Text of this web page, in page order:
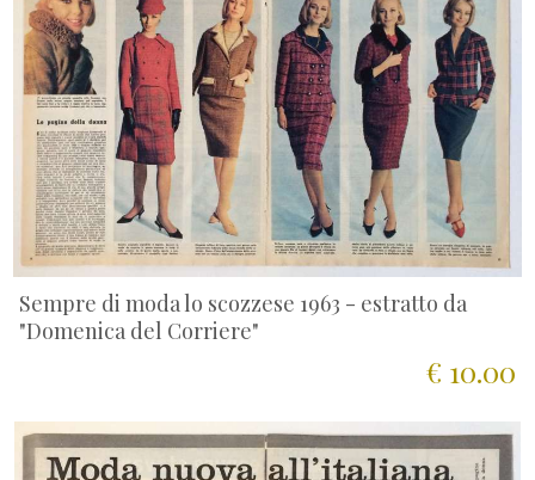
Sempre di moda lo scozzese 1963 - estratto da
"Domenica del Corriere"
€ 10.00